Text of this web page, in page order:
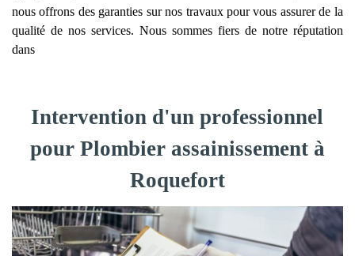
nous offrons des garanties sur nos travaux pour vous assurer de la
qualité de nos services. Nous sommes fiers de notre réputation
dans
Intervention d'un professionnel
pour Plombier assainissement à
Roquefort